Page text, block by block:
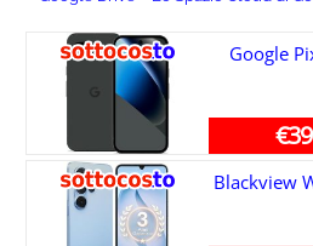
Google
Blackview